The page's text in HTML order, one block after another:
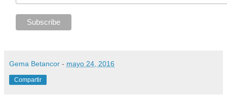
Gema Betancor - mayo 24, 2016
Compartir